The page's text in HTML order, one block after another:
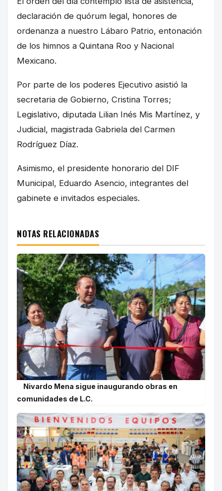
declaración de quórum legal, honores de
ordenanza a nuestro Lábaro Patrio, entonación
de los himnos a Quintana Roo y Nacional
Mexicano.
Por parte de los poderes Ejecutivo asistió la
secretaria de Gobierno, Cristina Torres;
Legislativo, diputada Lilian Inés Mis Martínez, y
Judicial, magistrada Gabriela del Carmen
Rodríguez Díaz.
Asimismo, el presidente honorario del DIF
Municipal, Eduardo Asencio, integrantes del
gabinete e invitados especiales.
NOTAS RELACIONADAS
Nivardo Mena sigue inaugurando obras en
comunidades de L.C.